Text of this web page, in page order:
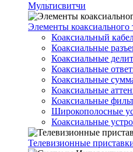
Мультисвитчи
Элементы коаксиального
Коаксиальный
Коаксиальные
Коаксиальные
Коаксиальные
Коаксиальные
Коаксиальные
Коаксиальные
Широкополосные
Коаксиальные
Телевизионные